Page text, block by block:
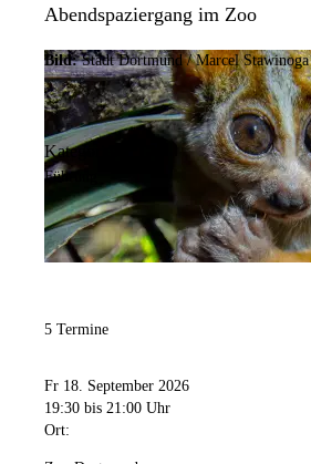
Abendspaziergang im Zoo
Bild:Stadt Dortmund / Marcel Stawinoga
Kategorie:
Führung
5 Termine
Fr 18. September 2026
19:30 bis 21:00 Uhr
Ort: